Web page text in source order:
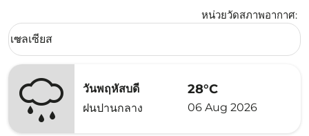
หน่วยวัดสภาพอากาศ:
Weather unit option เซลเซียส Selected
เซลเซียส
keyboard_arrow_down
วันพฤหัสบดี
ฝนปานกลาง
28°C
06 Aug 2026